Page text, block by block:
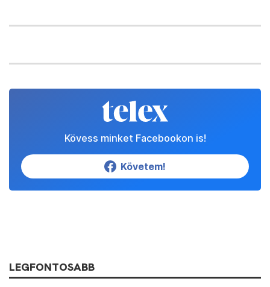
Kövess minket Facebookon is!
Követem!
LEGFONTOSABB